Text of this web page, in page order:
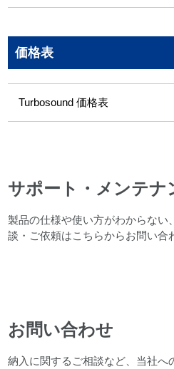
価格表
Turbosound 価格表
サポート・メンテナ
製品の仕様や使い方がわからない
談・ご依頼はこちらからお問い合
お問い合わせ
納入に関するご相談など、当社へ